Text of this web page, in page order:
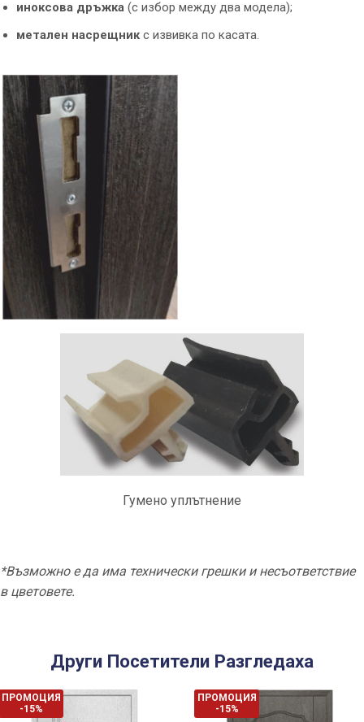
иноксова дръжка (с избор между два модела);
метален насрещник с извивка по касата.
Гумено уплътнение
*Възможно е да има технически грешки и несъответствие
в цветовете.
Други Посетители Разгледаха
ПРОМОЦИЯ
-15%
ПРОМОЦИЯ
-15%